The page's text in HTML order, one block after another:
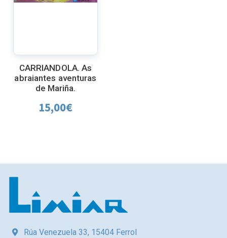
CARRIANDOLA. As
abraiantes aventuras
de Mariña.
15,00€
Rúa Venezuela 33, 15404 Ferrol